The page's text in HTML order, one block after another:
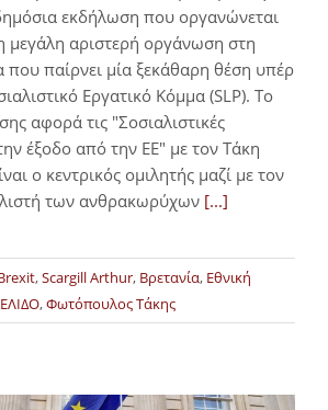
εκδήλωση που οργανώνεται
μεγάλη αριστερή οργάνωση στη
που παίρνει μία ξεκάθαρη θέση υπέρ
Εργατικό Κόμμα (SLP). Το
αφορά τις "Σοσιαλιστικές
έξοδο από την ΕΕ" με τον Τάκη
ο κεντρικός ομιλητής μαζί με τον
των ανθρακωρύχων [...]
,Scargill Arthur, Βρετανία, Εθνική
,Φωτόπουλος Τάκης